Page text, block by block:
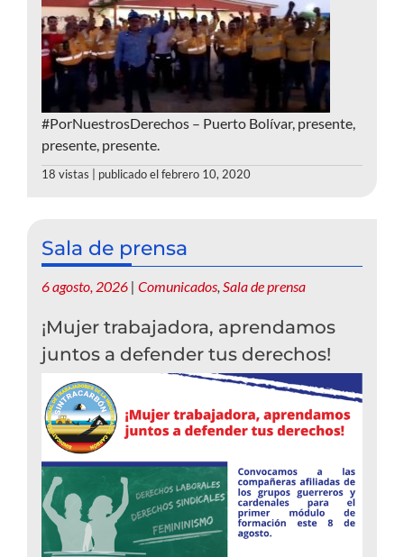
#PorNuestrosDerechos – Puerto Bolívar, presente,
presente, presente.
18 vistas | publicado el febrero 10, 2020
Sala de prensa
6 agosto, 2026 | Comunicados Sala de prensa
¡Mujer trabajadora, aprendamos
juntos a defender tus derechos!